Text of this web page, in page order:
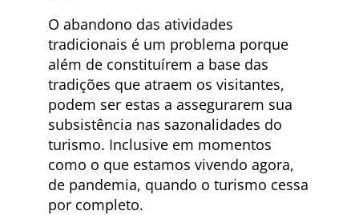
O abandono das atividades
tradicionais é um problema porque
além de constituírem a base das
tradições que atraem os visitantes,
podem ser estas a assegurarem sua
subsistência nas sazonalidades do
turismo. Inclusive em momentos
como o que estamos vivendo agora,
de pandemia, quando o turismo cessa
por completo.